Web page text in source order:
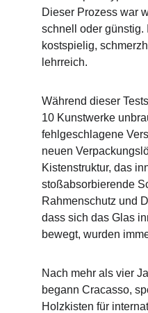
Dieser Prozess war
schnell oder günstig.
kostspielig,
lehrreich.
Während dieser
10 Kunstwerke
fehlgeschlagene
neuen
Kistenstruktur, das
stoßabsorbierende
Rahmenschutz und
dass sich das Glas
bewegt, wurden
Nach mehr als vier
begann Cracasso,
Holzkisten für